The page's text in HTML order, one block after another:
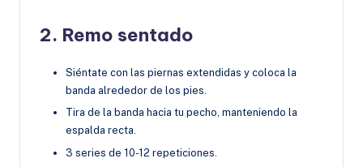
2. Remo sentado
Siéntate con las piernas extendidas y coloca la
banda alrededor de los pies.
Tira de la banda hacia tu pecho, manteniendo la
espalda recta.
3 series de 10-12 repeticiones.